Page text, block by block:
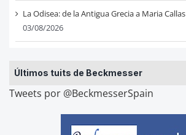
La Odisea: de la Antigua Grecia a Maria Callas
03/08/2026
Últimos tuits de Beckmesser
Tweets por @BeckmesserSpain